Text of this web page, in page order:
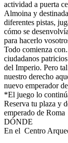
actividad a puerta
Almoina y
diferentes pistas,
cómo se
para hacerlo
Todo comienza
ciudadanos
del Imperio. Pero
nuestro derecho
nuevo emperador
*El juego lo
Reserva tu plaza y
emperado de Roma
DÓNDE
En el Centro